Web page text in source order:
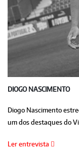
DIOGO NASCIMENTO
Diogo Nascimento
um dos destaques do
Ler entrevista